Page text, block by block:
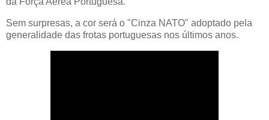
Sem surpresas, a cor será o "Cinza NATO" adoptado pela
generalidade das frotas portuguesas nos últimos anos.